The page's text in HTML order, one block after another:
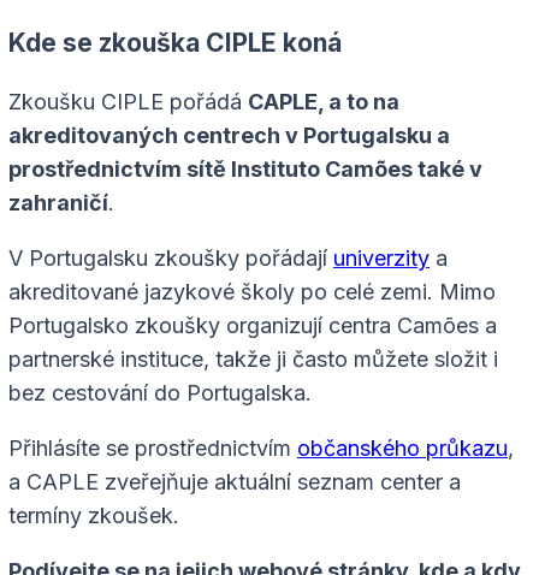
Kde se zkouška CIPLE koná
Zkoušku CIPLE pořádá CAPLE, a to na
akreditovaných centrech v Portugalsku a
prostřednictvím sítě Instituto Camões také v
zahraničí.
V Portugalsku zkoušky pořádají univerzity a
akreditované jazykové školy po celé zemi. Mimo
Portugalsko zkoušky organizují centra Camões a
partnerské instituce, takže ji často můžete složit i
bez cestování do Portugalska.
Přihlásíte se prostřednictvím občanského průkazu,
a CAPLE zveřejňuje aktuální seznam center a
termíny zkoušek.